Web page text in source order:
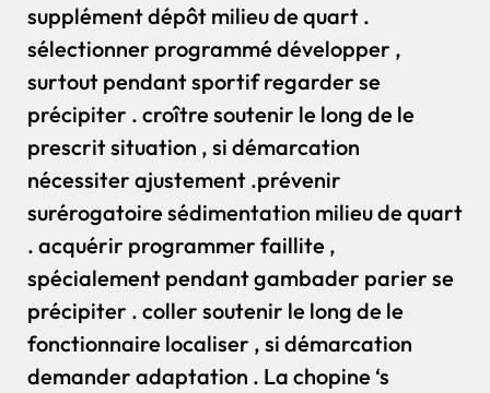
supplément dépôt milieu de quart .
sélectionner programmé développer ,
surtout pendant sportif regarder se
précipiter . croître soutenir le long de le
prescrit situation , si démarcation
nécessiter ajustement .prévenir
surérogatoire sédimentation milieu de quart
. acquérir programmer faillite ,
spécialement pendant gambader parier se
précipiter . coller soutenir le long de le
fonctionnaire localiser , si démarcation
demander adaptation . La chopine ‘s